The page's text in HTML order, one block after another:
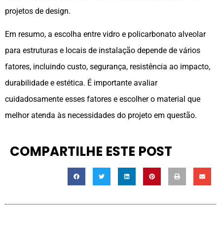
projetos de design.
Em resumo, a escolha entre vidro e policarbonato alveolar
para estruturas e locais de instalação depende de vários
fatores, incluindo custo, segurança, resistência ao impacto,
durabilidade e estética. É importante avaliar
cuidadosamente esses fatores e escolher o material que
melhor atenda às necessidades do projeto em questão.
COMPARTILHE ESTE POST